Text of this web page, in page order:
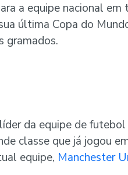
a equipe nacional em
última Copa do
gramados.
da equipe de
classe que já jogou
equipe, Manchester